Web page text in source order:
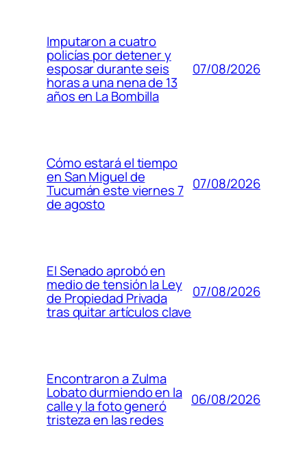
Imputaron a cuatro
policías por detener y
esposar durante seis
horas a una nena de 13
años en La Bombilla
07/08/2026
Cómo estará el tiempo
en San Miguel de
Tucumán este viernes 7
de agosto
07/08/2026
El Senado aprobó en
medio de tensión la Ley
de Propiedad Privada
tras quitar artículos clave
07/08/2026
Encontraron a Zulma
Lobato durmiendo en la
calle y la foto generó
tristeza en las redes
06/08/2026